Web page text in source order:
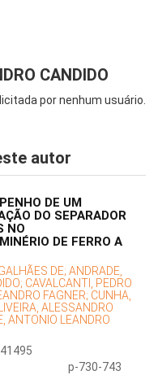
CANDIDO
por nenhum usuário.
autor
DE UM
DO SEPARADOR
NO
DE FERRO A
DE; ANDRADE,
CAVALCANTI, PEDRO
FAGNER; CUNHA,
ALESSANDRO
ANTONIO LEANDRO
p-730-743